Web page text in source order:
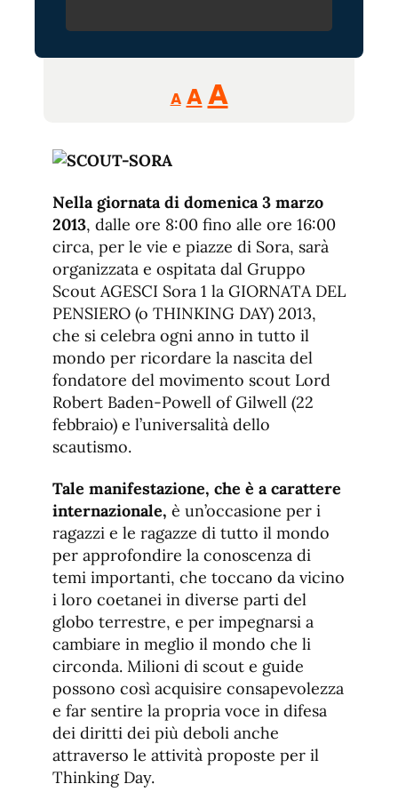
A
Reducir
tamaño
A Restablecer
AAumentar
fuente.
Nella giornata di domenica 3 marzo
2013, dalle ore 8:00 fino alle ore 16:00
circa, per le vie e piazze di Sora, sarà
organizzata e ospitata dal Gruppo
Scout AGESCI Sora 1 la GIORNATA DEL
PENSIERO (o THINKING DAY) 2013,
che si celebra ogni anno in tutto il
mondo per ricordare la nascita del
fondatore del movimento scout Lord
Robert Baden-Powell of Gilwell (22
febbraio) e l’universalità dello
scautismo.
Tale manifestazione, che è a carattere
internazionale, è un’occasione per i
ragazzi e le ragazze di tutto il mondo
per approfondire la conoscenza di
temi importanti, che toccano da vicino
i loro coetanei in diverse parti del
globo terrestre, e per impegnarsi a
cambiare in meglio il mondo che li
circonda. Milioni di scout e guide
possono così acquisire consapevolezza
e far sentire la propria voce in difesa
dei diritti dei più deboli anche
attraverso le attività proposte per il
Thinking Day.